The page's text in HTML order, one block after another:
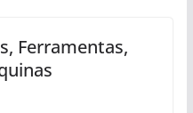
Ferramentas,